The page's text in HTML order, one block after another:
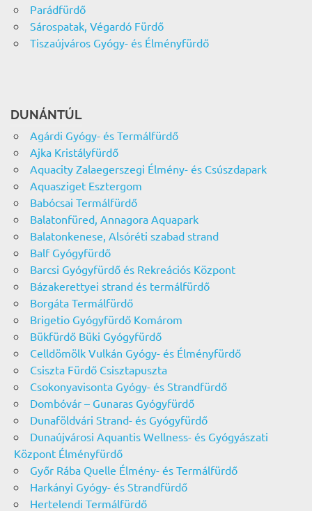
Parádfürdő
Sárospatak, Végardó Fürdő
Tiszaújváros Gyógy- és Élményfürdő
DUNÁNTÚL
Agárdi Gyógy- és Termálfürdő
Ajka Kristályfürdő
Aquacity Zalaegerszegi Élmény- és Csúszdapark
Aquasziget Esztergom
Babócsai Termálfürdő
Balatonfüred, Annagora Aquapark
Balatonkenese, Alsóréti szabad strand
Balf Gyógyfürdő
Barcsi Gyógyfürdő és Rekreációs Központ
Bázakerettyei strand és termálfürdő
Borgáta Termálfürdő
Brigetio Gyógyfürdő Komárom
Bükfürdő Büki Gyógyfürdő
Celldömölk Vulkán Gyógy- és Élményfürdő
Csiszta Fürdő Csisztapuszta
Csokonyavisonta Gyógy- és Strandfürdő
Dombóvár – Gunaras Gyógyfürdő
Dunaföldvári Strand- és Gyógyfürdő
Dunaújvárosi Aquantis Wellness- és Gyógyászati
Központ Élményfürdő
Győr Rába Quelle Élmény- és Termálfürdő
Harkányi Gyógy- és Strandfürdő
Hertelendi Termálfürdő